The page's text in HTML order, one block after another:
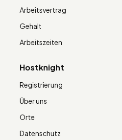
Arbeitsvertrag
Gehalt
Arbeitszeiten
Hostknight
Registrierung
Über uns
Orte
Datenschutz